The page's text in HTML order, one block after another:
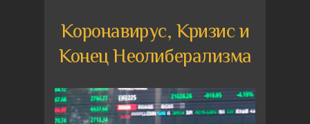
Коронавирус, Кризис и
Конец Неолиберализма